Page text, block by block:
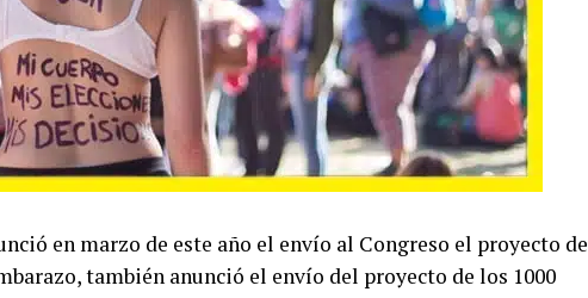
en marzo de este año el envío al Congreso el proyecto de
también anunció el envío del proyecto de los 1000